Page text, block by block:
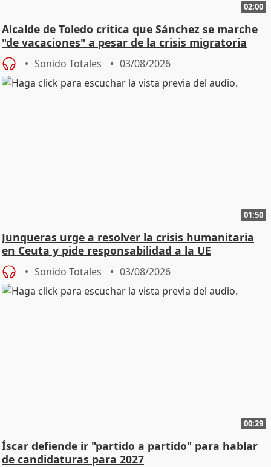
02:00
Alcalde de Toledo critica que Sánchez se marche
"de vacaciones" a pesar de la crisis migratoria
Sonido Totales 03/08/2026
01:50
Junqueras urge a resolver la crisis humanitaria
en Ceuta y pide responsabilidad a la UE
Sonido Totales 03/08/2026
00:29
Íscar defiende ir "partido a partido" para hablar
de candidaturas para 2027